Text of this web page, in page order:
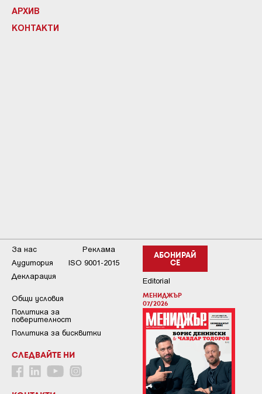
АРХИВ
КОНТАКТИ
АБОНИРАЙ
СЕ
Editorial
МЕНИДЖЪР
07/2026
За нас
Реклама
Аудитория
ISO 9001-2015
Декларация
Общи условия
Пoлитикa зa
пoвepитeлнocт
Политика за бисквитки
СЛЕДВАЙТЕ НИ